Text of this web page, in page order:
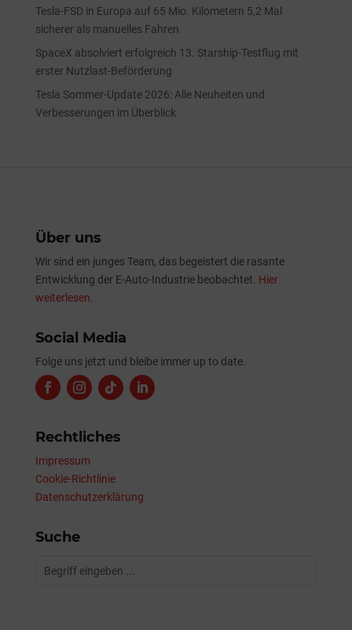
Tesla-FSD in Europa auf 65 Mio. Kilometern 5,2 Mal
sicherer als manuelles Fahren
SpaceX absolviert erfolgreich 13. Starship-Testflug mit
erster Nutzlast-Beförderung
Tesla Sommer-Update 2026: Alle Neuheiten und
Verbesserungen im Überblick
Über uns
Wir sind ein junges Team, das begeistert die rasante
Entwicklung der E-Auto-Industrie beobachtet. Hier
weiterlesen.
Social Media
Folge uns jetzt und bleibe immer up to date.
Rechtliches
Impressum
Cookie-Richtlinie
Datenschutzerklärung
Suche